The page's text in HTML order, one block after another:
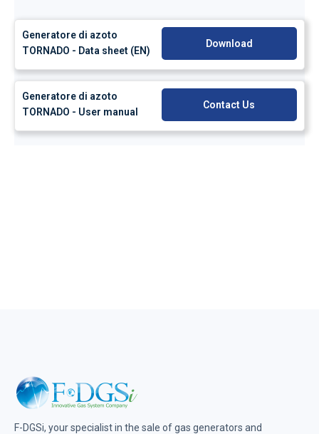
Generatore di azoto
TORNADO - Data sheet (EN)
Download
Generatore di azoto
TORNADO - User manual
Contact Us
F-DGSi, your specialist in the sale of gas generators and